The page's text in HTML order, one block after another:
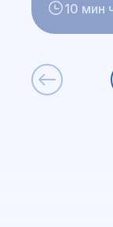
10 мин